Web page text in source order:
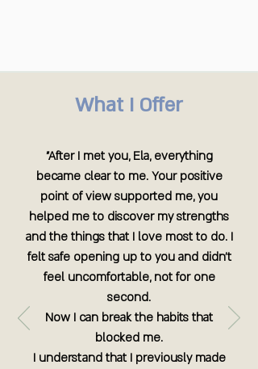
What I Offer
"After I met you, Ela, everything
became clear to me. Your positive
point of view supported me, you
helped me to discover my strengths
and the things that I love most to do. I
felt safe opening up to you and didn’t
feel uncomfortable, not for one
second.
Now I can break the habits that
blocked me.
I understand that I previously made